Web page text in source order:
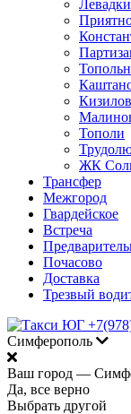
Левадки
Тополи
ЖК
Трансфер
Межгород
Гвардейское
Встреча
Почасово
Доставка
Трезвый
Симферополь
Ваш город —
Да, все верно
Выбрать другой